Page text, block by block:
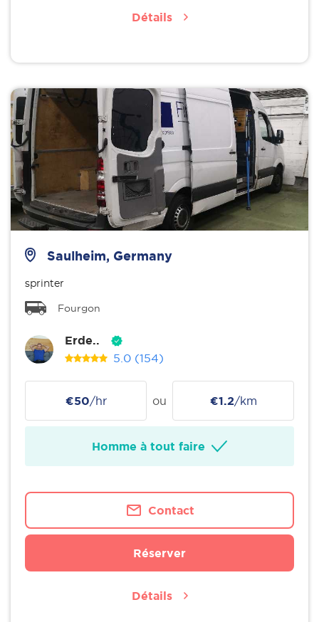
Détails
Saulheim, Germany
sprinter
Fourgon
Erde..
5.0 (154)
€50/hr ou €1.2/km
Homme à tout faire
Contact
Réserver
Détails